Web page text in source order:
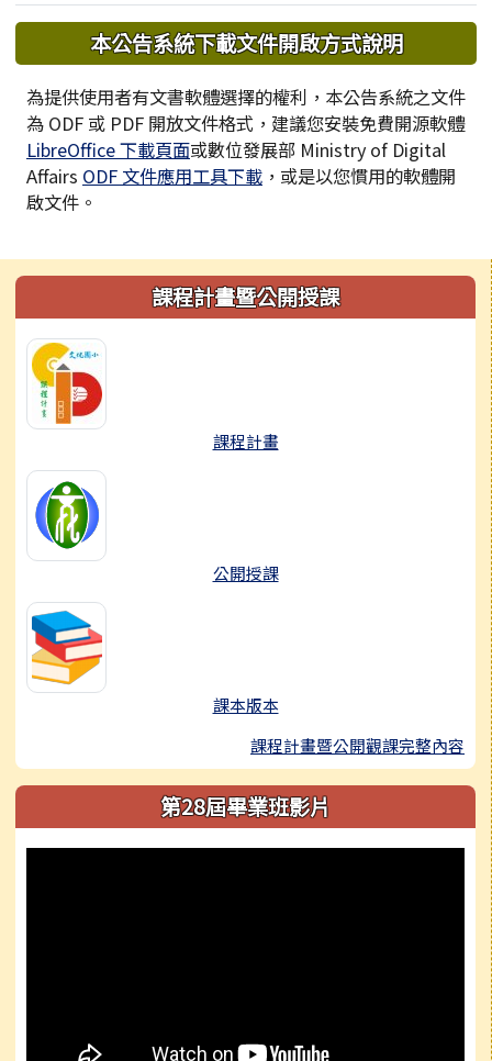
下中區域內容
本公告系統下載文件開啟方式說明
為提供使用者有文書軟體選擇的權利，本公告系統之文件
為 ODF 或 PDF 開放文件格式，建議您安裝免費開源軟體
LibreOffice 下載頁面或數位發展部 Ministry of Digital
Affairs ODF 文件應用工具下載 ，或是以您慣用的軟體開
啟文件。
左邊區域內容課程計畫暨公開授課
課程計畫
公開授課
課本版本
課程計畫暨公開觀課完整內容
第28屆畢業班影片